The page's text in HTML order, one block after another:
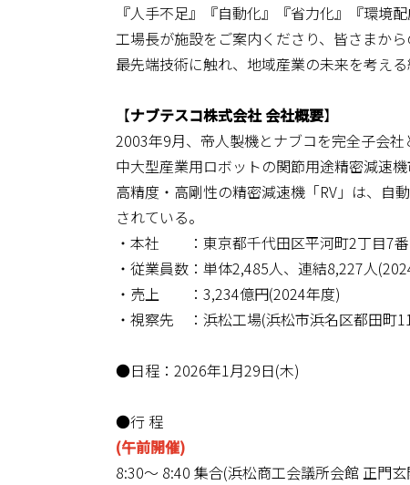
『人手不足』『自動化』『省力化』『環境
工場長が施設をご案内くださり、皆さまから
最先端技術に触れ、地域産業の未来を考え
【ナブテスコ株式会社 会社概要】
2003年9月、帝人製機とナブコを完全子会
中大型産業用ロボットの関節用途精密減速
高精度・高剛性の精密減速機「RV」は、自
されている。
・本社 ：東京都千代田区平河町2丁目7
・従業員数：単体2,485人、連結8,227人
・売上 ：3,234億円(2024年度)
・視察先 ：浜松工場(浜松市浜名区都田町
●日程：2026年1月29日(木)
●行 程
(午前開催)
8:30～ 8:40 集合(浜松商工会議所会館 正門玄